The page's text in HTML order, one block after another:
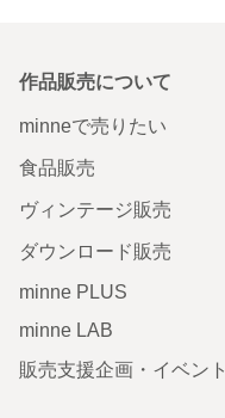
作品販売について
minneで売りたい
食品販売
ヴィンテージ販売
ダウンロード販売
minne PLUS
minne LAB
販売支援企画・イベント